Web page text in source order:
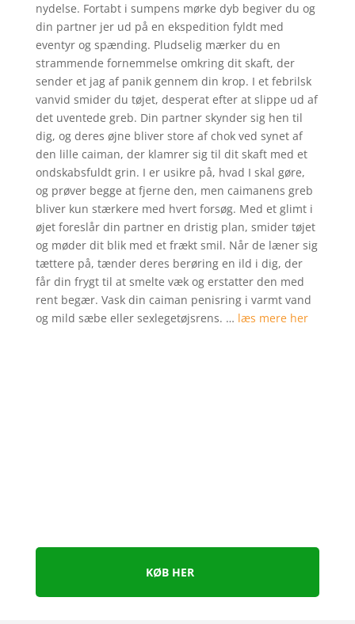
nydelse. Fortabt i sumpens mørke dyb begiver du og
din partner jer ud på en ekspedition fyldt med
eventyr og spænding. Pludselig mærker du en
strammende fornemmelse omkring dit skaft, der
sender et jag af panik gennem din krop. I et febrilsk
vanvid smider du tøjet, desperat efter at slippe ud af
det uventede greb. Din partner skynder sig hen til
dig, og deres øjne bliver store af chok ved synet af
den lille caiman, der klamrer sig til dit skaft med et
ondskabsfuldt grin. I er usikre på, hvad I skal gøre,
og prøver begge at fjerne den, men caimanens greb
bliver kun stærkere med hvert forsøg. Med et glimt i
øjet foreslår din partner en dristig plan, smider tøjet
og møder dit blik med et frækt smil. Når de læner sig
tættere på, tænder deres berøring en ild i dig, der
får din frygt til at smelte væk og erstatter den med
rent begær. Vask din caiman penisring i varmt vand
og mild sæbe eller sexlegetøjsrens. … læs mere her
KØB HER